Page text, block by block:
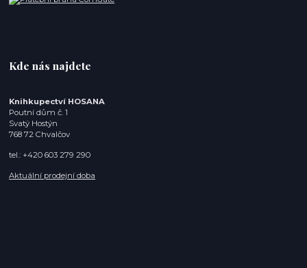
Kde nás najdete
Knihkupectví HOSANA
Poutní dům č. 1
Svatý Hostýn
768 72 Chvalčov
tel.: +420 603 279 290
Aktuální prodejní doba